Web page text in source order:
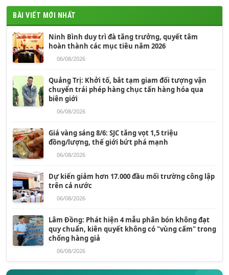
BÀI VIẾT MỚI NHẤT
Ninh Bình duy trì đà tăng trưởng, quyết tâm
hoàn thành các mục tiêu năm 2026
06/08/2026
Quảng Trị: Khởi tố, bắt tạm giam đối tượng vận
chuyển trái phép hàng chục tấn hàng hóa qua
biên giới
06/08/2026
Giá vàng sáng 8/6: SJC tăng vọt 1,5 triệu
đồng/lượng, thế giới bứt phá mạnh
06/08/2026
Dự kiến giảm hơn 17.000 đầu mối trường công lập
trên cả nước
06/08/2026
Lâm Đồng: Phát hiện 4 mẫu phân bón không đạt
quy chuẩn, kiên quyết không có "vùng cấm" trong
chống hàng giả
06/08/2026